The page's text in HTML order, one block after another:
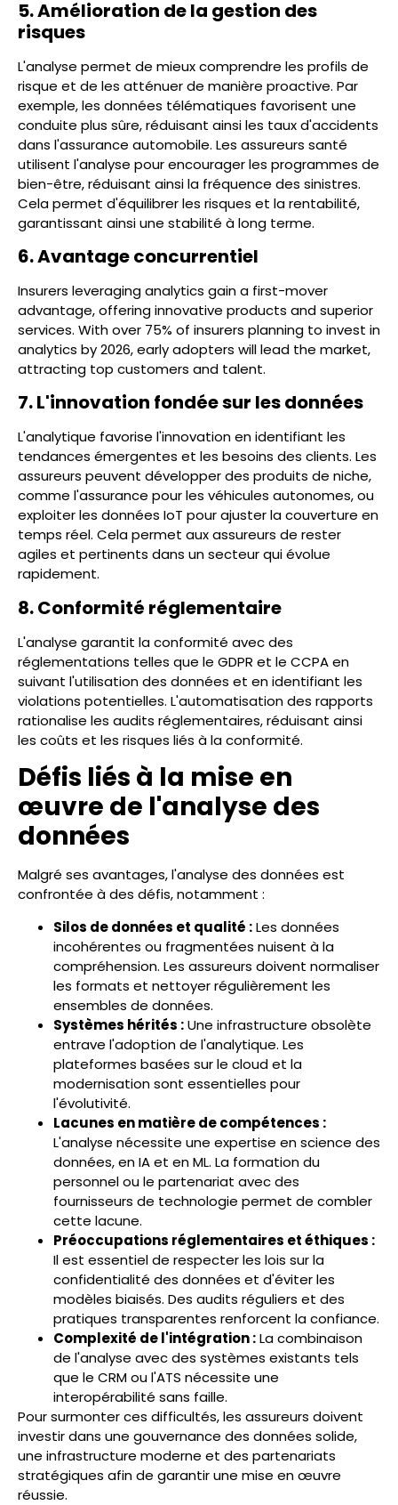
5. Amélioration de la gestion des
risques
L'analyse permet de mieux comprendre les profils de
risque et de les atténuer de manière proactive. Par
exemple, les données télématiques favorisent une
conduite plus sûre, réduisant ainsi les taux d'accidents
dans l'assurance automobile. Les assureurs santé
utilisent l'analyse pour encourager les programmes de
bien-être, réduisant ainsi la fréquence des sinistres.
Cela permet d'équilibrer les risques et la rentabilité,
garantissant ainsi une stabilité à long terme.
6. Avantage concurrentiel
Insurers leveraging analytics gain a first-mover
advantage, offering innovative products and superior
services. With over 75% of insurers planning to invest in
analytics by 2026, early adopters will lead the market,
attracting top customers and talent.
7. L'innovation fondée sur les données
L'analytique favorise l'innovation en identifiant les
tendances émergentes et les besoins des clients. Les
assureurs peuvent développer des produits de niche,
comme l'assurance pour les véhicules autonomes, ou
exploiter les données IoT pour ajuster la couverture en
temps réel. Cela permet aux assureurs de rester
agiles et pertinents dans un secteur qui évolue
rapidement.
8. Conformité réglementaire
L'analyse garantit la conformité avec des
réglementations telles que le GDPR et le CCPA en
suivant l'utilisation des données et en identifiant les
violations potentielles. L'automatisation des rapports
rationalise les audits réglementaires, réduisant ainsi
les coûts et les risques liés à la conformité.
Défis liés à la mise en
œuvre de l'analyse des
données
Malgré ses avantages, l'analyse des données est
confrontée à des défis, notamment :
Silos de données et qualité :Les données
incohérentes ou fragmentées nuisent à la
compréhension. Les assureurs doivent normaliser
les formats et nettoyer régulièrement les
ensembles de données.
Systèmes hérités :Une infrastructure obsolète
entrave l'adoption de l'analytique. Les
plateformes basées sur le cloud et la
modernisation sont essentielles pour
l'évolutivité.
Lacunes en matière de compétences :
L'analyse nécessite une expertise en science des
données, en IA et en ML. La formation du
personnel ou le partenariat avec des
fournisseurs de technologie permet de combler
cette lacune.
Préoccupations réglementaires et éthiques :
Il est essentiel de respecter les lois sur la
confidentialité des données et d'éviter les
modèles biaisés. Des audits réguliers et des
pratiques transparentes renforcent la confiance.
Complexité de l'intégration :La combinaison
de l'analyse avec des systèmes existants tels
que le CRM ou l'ATS nécessite une
interopérabilité sans faille.
Pour surmonter ces difficultés, les assureurs doivent
investir dans une gouvernance des données solide,
une infrastructure moderne et des partenariats
stratégiques afin de garantir une mise en œuvre
réussie.